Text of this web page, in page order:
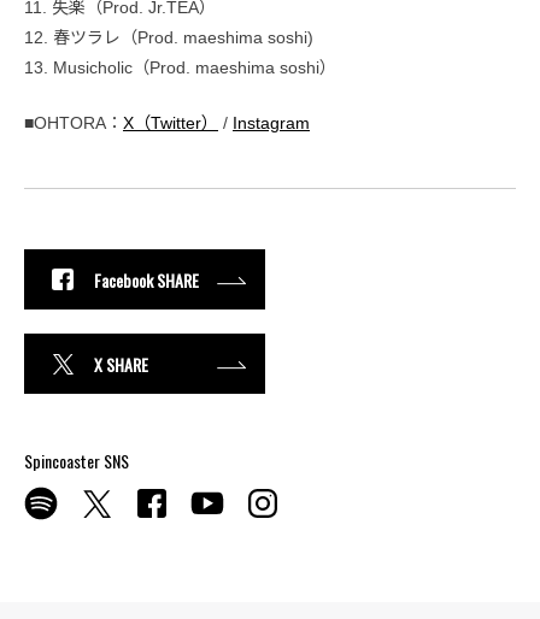
11. 失楽（Prod. Jr.TEA）
12. 春ツラレ（Prod. maeshima soshi)
13. Musicholic（Prod. maeshima soshi）
■OHTORA： X（Twitter） / Instagram
Facebook SHARE
X SHARE
Spincoaster SNS